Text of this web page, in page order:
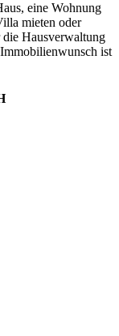
eine Wohnung
mieten oder
Hausverwaltung
ist